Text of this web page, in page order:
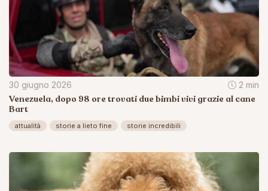
30 giugno 2026 2 min
Venezuela, dopo 98 ore trovati due bimbi vivi grazie al cane
Bart
attualità storie a lieto fine storie incredibili